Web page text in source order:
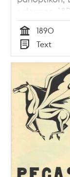
salongen. 18B
Hamngatan
upp
Tid
1890
Typ
Text